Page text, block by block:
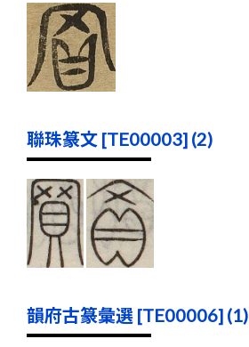
聯珠篆文 [TE00003] (2)
韻府古篆彙選 [TE00006] (1)